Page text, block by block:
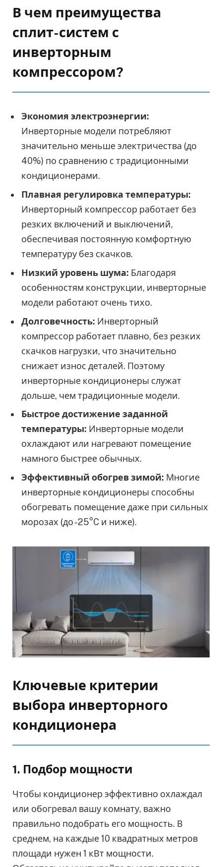
В чем преимущества
сплит-систем с
инверторным
компрессором?
Экономия электроэнергии:
Инверторные модели потребляют
значительно меньше электричества (до
40%) по сравнению с традиционными
кондиционерами.
Плавная регулировка температуры:
Инверторный компрессор работает без
резких включений и выключений,
обеспечивая постоянную комфортную
температуру без скачков.
Низкий уровень шума: Благодаря
особенностям конструкции, инверторные
модели работают очень тихо.
Долговечность: Инверторный
компрессор работает плавно, без резких
скачков нагрузки, что значительно
снижает износ деталей. Поэтому
инверторные кондиционеры служат
дольше, чем традиционные модели.
Быстрое достижение заданной
температуры: Инверторные модели
охлаждают или нагревают помещение
намного быстрее обычных.
Эффективный обогрев зимой: Многие
инверторные кондиционеры способны
обогревать помещение даже при сильных
морозах (до -25°C и ниже).
Ключевые критерии
выбора инверторного
кондиционера
1. Подбор мощности
Чтобы кондиционер эффективно охлаждал
или обогревал вашу комнату, важно
правильно подобрать его мощность. В
среднем, на каждые 10 квадратных метров
площади нужен 1 кВт мощности.